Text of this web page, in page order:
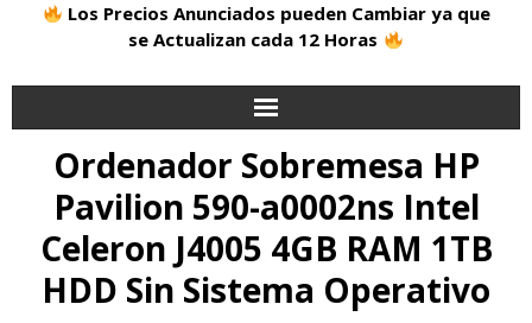
Los Precios Anunciados pueden Cambiar ya que
se Actualizan cada 12 Horas
Inicio
Alimentación
Blog
Ordenador Sobremesa HP
Pavilion 590-a0002ns Intel
Celeron J4005 4GB RAM 1TB
HDD Sin Sistema Operativo